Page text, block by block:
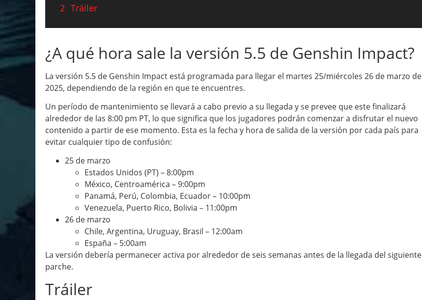
2 Tráiler
¿A qué hora sale la versión 5.5 de Genshin Impact?
La versión 5.5 de Genshin Impact está programada para llegar el martes 25/miércoles 26 de marzo de
2025, dependiendo de la región en que te encuentres.
Un período de mantenimiento se llevará a cabo previo a su llegada y se prevee que este finalizará
alrededor de las 8:00 pm PT, lo que significa que los jugadores podrán comenzar a disfrutar el nuevo
contenido a partir de ese momento. Esta es la fecha y hora de salida de la versión por cada país para
evitar cualquier tipo de confusión:
25 de marzo
Estados Unidos (PT) – 8:00pm
México, Centroamérica – 9:00pm
Panamá, Perú, Colombia, Ecuador – 10:00pm
Venezuela, Puerto Rico, Bolivia – 11:00pm
26 de marzo
Chile, Argentina, Uruguay, Brasil – 12:00am
España – 5:00am
La versión debería permanecer activa por alrededor de seis semanas antes de la llegada del siguiente
parche.
Tráiler